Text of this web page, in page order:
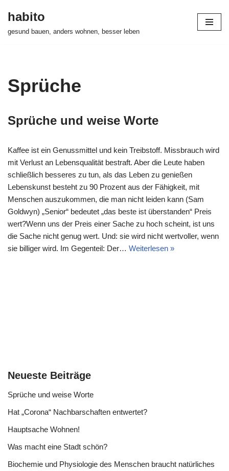
habito
gesund bauen, anders wohnen, besser leben
Sprüche
Sprüche und weise Worte
Kaffee ist ein Genussmittel und kein Treibstoff. Missbrauch wird
mit Verlust an Lebensqualität bestraft. Aber die Leute haben
schließlich besseres zu tun, als das Leben zu genießen
Lebenskunst besteht zu 90 Prozent aus der Fähigkeit, mit
Menschen auszukommen, die man nicht leiden kann (Sam
Goldwyn) „Senior“ bedeutet „das beste ist überstanden“ Preis
wert?Wenn uns der Preis einer Sache zu hoch scheint, ist uns
die Sache nicht genug wert. Und: sie wird nicht wertvoller, wenn
sie billiger wird. Im Gegenteil: Der… Weiterlesen »
Neueste Beiträge
Sprüche und weise Worte
Hat „Corona“ Nachbarschaften entwertet?
Hauptsache Wohnen!
Was macht eine Stadt schön?
Biochemie und Physiologie des Menschen braucht natürliches